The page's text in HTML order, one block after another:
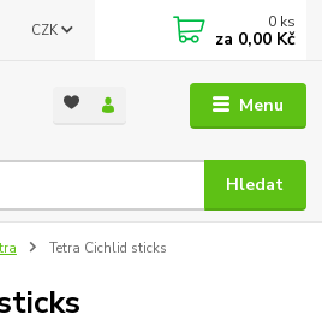
Menu
CZK
Hledat
0 ks
za 0,00 Kč
Tetra Cichlid sticks